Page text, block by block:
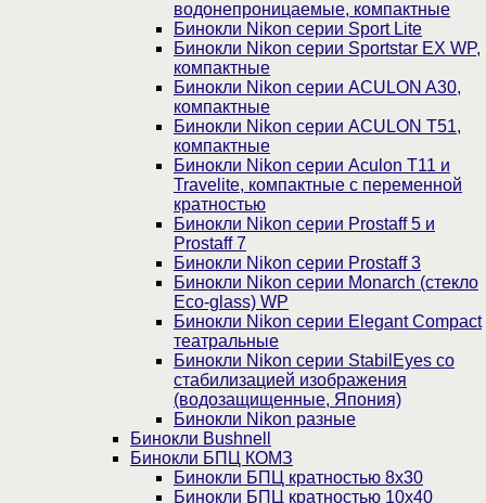
водонепроницаемые, компактные
Бинокли Nikon серии Sport Lite
Бинокли Nikon серии Sportstar EX WP,
компактные
Бинокли Nikon серии ACULON A30,
компактные
Бинокли Nikon серии ACULON Т51,
компактные
Бинокли Nikon серии Aculon T11 и
Travelite, компактные с переменной
кратностью
Бинокли Nikon серии Prostaff 5 и
Prostaff 7
Бинокли Nikon серии Prostaff 3
Бинокли Nikon серии Monarch (стекло
Eco-glass) WP
Бинокли Nikon серии Elegant Compact
театральные
Бинокли Nikon серии StabilEyes со
стабилизацией изображения
(водозащищенные, Япония)
Бинокли Nikon разные
Бинокли Bushnell
Бинокли БПЦ КОМЗ
Бинокли БПЦ кратностью 8х30
Бинокли БПЦ кратностью 10х40